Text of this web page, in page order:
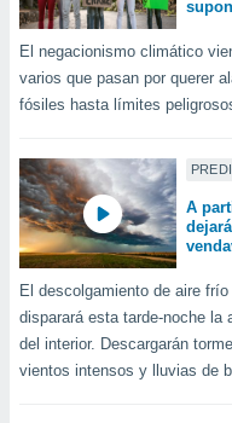
u
datos
momento
en
en
de
El negacionismo climático
varios que pasan por querer
fósiles hasta límites
A
El descolgamiento de aire
disparará esta tarde-noche la
del interior. Descargarán
vientos intensos y lluvias de